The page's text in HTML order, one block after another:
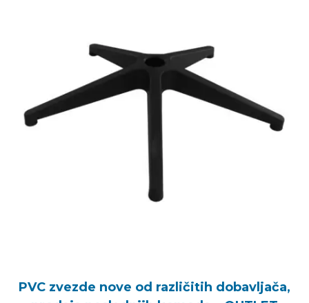
PVC zvezde nove od različitih dobavljača,